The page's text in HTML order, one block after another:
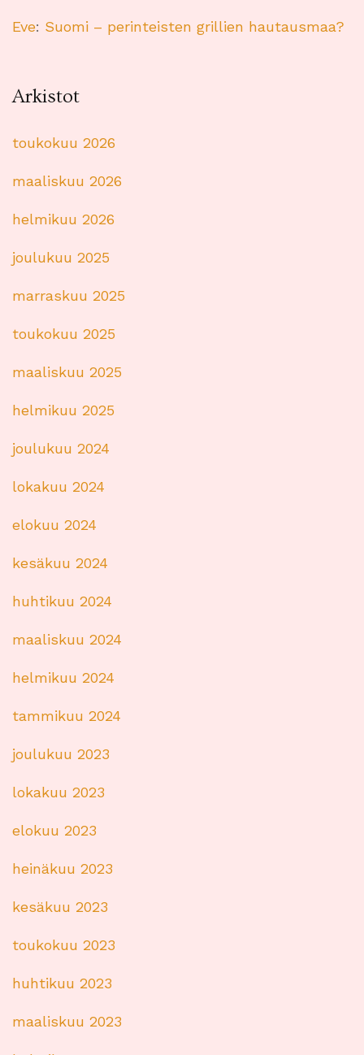
Eve: Suomi – perinteisten grillien hautausmaa?
Arkistot
toukokuu 2026
maaliskuu 2026
helmikuu 2026
joulukuu 2025
marraskuu 2025
toukokuu 2025
maaliskuu 2025
helmikuu 2025
joulukuu 2024
lokakuu 2024
elokuu 2024
kesäkuu 2024
huhtikuu 2024
maaliskuu 2024
helmikuu 2024
tammikuu 2024
joulukuu 2023
lokakuu 2023
elokuu 2023
heinäkuu 2023
kesäkuu 2023
toukokuu 2023
huhtikuu 2023
maaliskuu 2023